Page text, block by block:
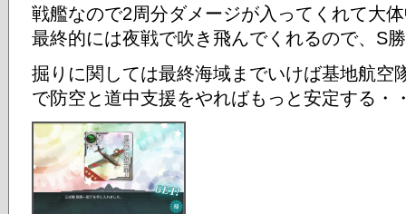
戦艦なので2周分ダメージが入ってくれて大
最終的には夜戦で吹き飛んでくれるので、S
掘りに関しては最終海域までいけば基地航空
で防空と道中支援をやればもっと安定する・